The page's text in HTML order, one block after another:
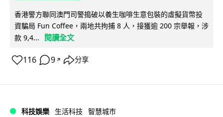
香港警方聯同澳門司警搗破以養生咖啡生意包裝的虛擬貨幣投
資騙局 Fun Coffee，兩地共拘捕 8 人，接獲逾 200 宗舉報，涉
款 9,4...
閱讀全文
116 9 ↗ 分享
科技娛樂 生活科技 智慧城市